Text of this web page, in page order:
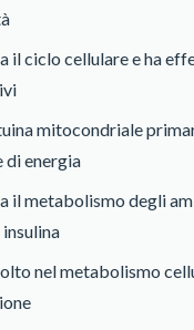
il ciclo cellulare e ha
mitocondriale
di energia
il metabolismo degli
nel metabolismo